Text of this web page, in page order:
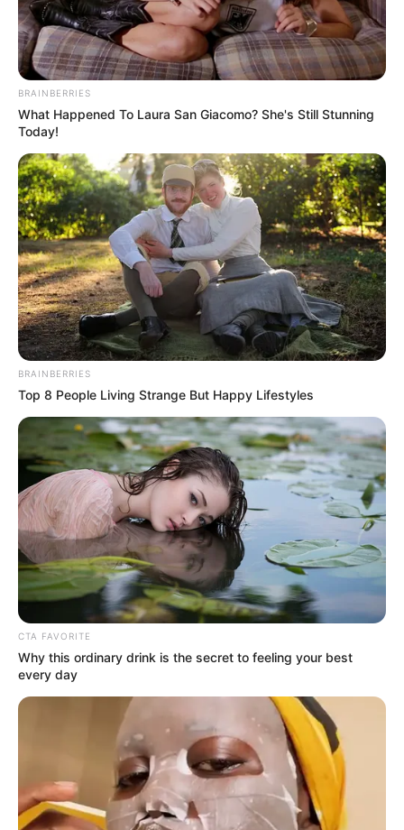
MANIFESTACIONES
Bogotá esta semana:
localidades con protestas
COMUNA 9 DE IBAGUÉ
Habitantes de Ibagué
explotan por el predial:
"Más de $90 millones: no
tenemos cómo pagar eso"
ESTUDIANTES
Crisis de músicos en la
ciudad musical de
Colombia: estudiantes del
Conservatorio del Tolima
salen a protestar
CARGAR MÁS
TEMAS DESTACADOS
EMERGENCIAS POR LLUVIAS
LIGA BETPLAY
METRO DE MEDELLÍN
CORTES DE LUZ
CORTES DE AGUA
FENÓMENO DEL NIÑO
BRAINBERRIES
What Happened To Laura San Giacomo? She's Still Stunning
Today!
BRAINBERRIES
Top 8 People Living Strange But Happy Lifestyles
CTA FAVORITE
Why this ordinary drink is the secret to feeling your best
every day